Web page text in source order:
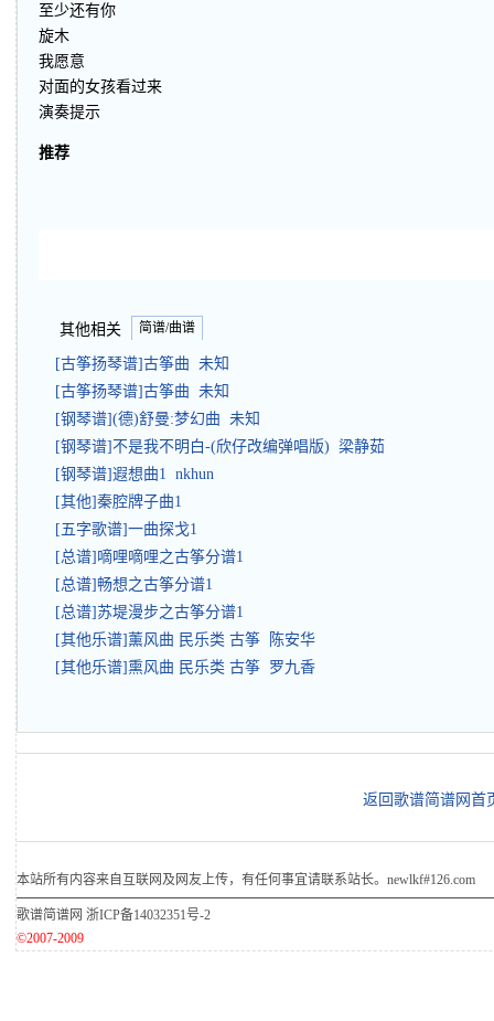
至少还有你
旋木
我愿意
对面的女孩看过来
演奏提示
推荐
其他相关 简谱/曲谱
[古筝扬琴谱]古筝曲 未知
[古筝扬琴谱]古筝曲 未知
[钢琴谱](德)舒曼:梦幻曲 未知
[钢琴谱]不是我不明白-(欣仔改编弹唱版) 梁静茹
[钢琴谱]遐想曲1 nkhun
[其他]秦腔牌子曲1
[五字歌谱]一曲探戈1
[总谱]嘀哩嘀哩之古筝分谱1
[总谱]畅想之古筝分谱1
[总谱]苏堤漫步之古筝分谱1
[其他乐谱]薰风曲 民乐类 古筝 陈安华
[其他乐谱]熏风曲 民乐类 古筝 罗九香
返回歌谱简谱网首
本站所有内容来自互联网及网友上传，有任何事宜请联系站长。newlkf#126.com
歌谱简谱网 浙ICP备14032351号-2
©2007-2009